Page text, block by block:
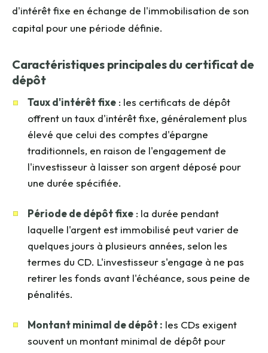
d'intérêt fixe en échange de l'immobilisation de son
capital pour une période définie.
Caractéristiques principales du certificat de
dépôt
Taux d'intérêt fixe : les certificats de dépôt
offrent un taux d'intérêt fixe, généralement plus
élevé que celui des comptes d'épargne
traditionnels, en raison de l'engagement de
l'investisseur à laisser son argent déposé pour
une durée spécifiée.
Période de dépôt fixe : la durée pendant
laquelle l'argent est immobilisé peut varier de
quelques jours à plusieurs années, selon les
termes du CD. L'investisseur s'engage à ne pas
retirer les fonds avant l'échéance, sous peine de
pénalités.
Montant minimal de dépôt : les CDs exigent
souvent un montant minimal de dépôt pour